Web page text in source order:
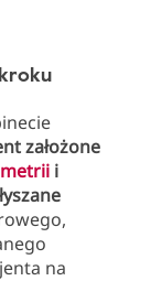
założone
i
na